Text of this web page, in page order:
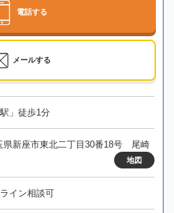
電話する
メールする
」徒歩1分
県新座市東北二丁目30番18号 尾崎
地図
イン相談可